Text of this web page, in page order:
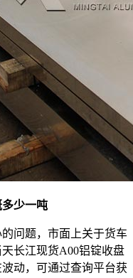
少一吨
问题，市面上关于货车
长江现货A00铝锭收盘
动，可通过查询平台获